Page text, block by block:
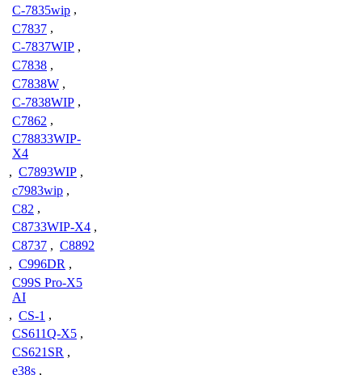
C-7835wip ,
C7837 ,
C-7837WIP ,
C7838 ,
C7838W ,
C-7838WIP ,
C7862 ,
C78833WIP-
X4
, C7893WIP ,
c7983wip ,
C82 ,
C8733WIP-X4 ,
C8737 , C8892
, C996DR ,
C99S Pro-X5
AI
, CS-1 ,
CS611Q-X5 ,
CS621SR ,
e38s ,